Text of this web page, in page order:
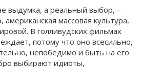
выдумка, а реальный выбор, –
массовая культура,
В голливудских фильмах
потому что оно всесильно,
непобедимо и быть на его
выбирают идиоты,